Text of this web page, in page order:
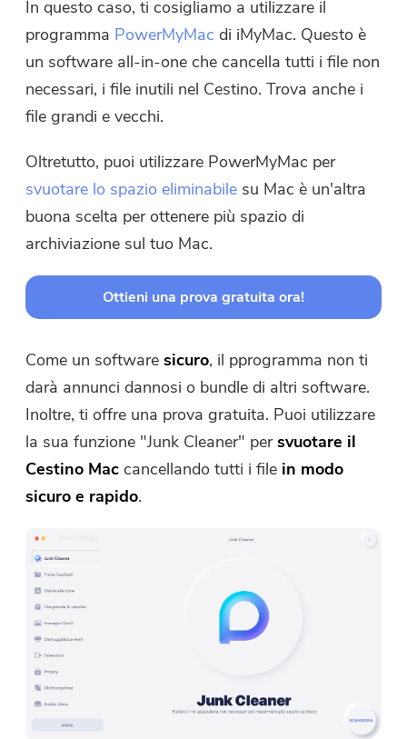
In questo caso, ti cosigliamo a utilizzare il
programma PowerMyMac di iMyMac. Questo è
un software all-in-one che cancella tutti i file non
necessari, i file inutili nel Cestino. Trova anche i
file grandi e vecchi.
Oltretutto, puoi utilizzare PowerMyMac per
svuotare lo spazio eliminabile su Mac è un'altra
buona scelta per ottenere più spazio di
archiviazione sul tuo Mac.
Ottieni una prova gratuita ora!
Come un software sicuro, il pprogramma non ti
darà annunci dannosi o bundle di altri software.
Inoltre, ti offre una prova gratuita. Puoi utilizzare
la sua funzione "Junk Cleaner" persvuotare il
Cestino Mac cancellando tutti i file in modo
sicuro e rapido.
Hai quasi finito.
applicazioni iMyMac.
Questo software può essere
scaricato e utilizzato solo su
Mac. Puoi inserire il tuo indirizzo
e-mail per ottenere il link per il
vuoi comprare il software, clicca
suNegozio.
Inserisci un indirizzo email valido.
Grazie per il tuo abbonamento!
coupon sono stati inviati alla tua
user@email.com
. Puoi anche
cliccare sul pulsante per acquistare
Acquista